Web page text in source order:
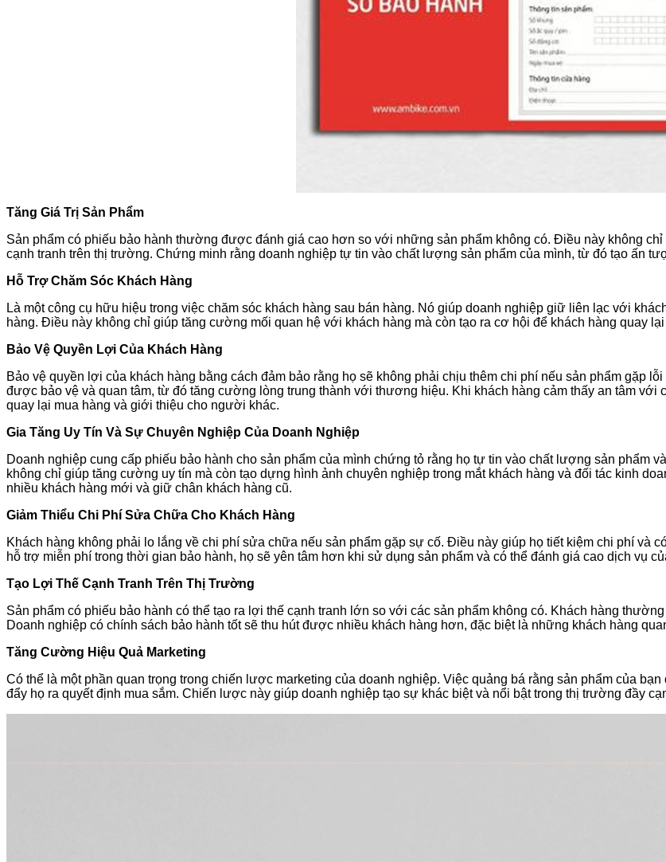
Tăng Giá Trị Sản Phẩm
Sản phẩm có phiếu bảo hành thường được đánh giá cao hơn so với những sản phẩm không có. Điều này không
cạnh tranh trên thị trường. Chứng minh rằng doanh nghiệp tự tin vào chất lượng sản phẩm của mình, từ đó tạo ấn
Hỗ Trợ Chăm Sóc Khách Hàng
Là một công cụ hữu hiệu trong việc chăm sóc khách hàng sau bán hàng. Nó giúp doanh nghiệp giữ liên lạc với
hàng. Điều này không chỉ giúp tăng cường mối quan hệ với khách hàng mà còn tạo ra cơ hội để khách hàng quay
Bảo Vệ Quyền Lợi Của Khách Hàng
Bảo vệ quyền lợi của khách hàng bằng cách đảm bảo rằng họ sẽ không phải chịu thêm chi phí nếu sản phẩm gặp
được bảo vệ và quan tâm, từ đó tăng cường lòng trung thành với thương hiệu. Khi khách hàng cảm thấy an tâm
quay lại mua hàng và giới thiệu cho người khác.
Gia Tăng Uy Tín Và Sự Chuyên Nghiệp Của Doanh Nghiệp
Doanh nghiệp cung cấp phiếu bảo hành cho sản phẩm của mình chứng tỏ rằng họ tự tin vào chất lượng sản phẩm
không chỉ giúp tăng cường uy tín mà còn tạo dựng hình ảnh chuyên nghiệp trong mắt khách hàng và đối tác kinh
nhiều khách hàng mới và giữ chân khách hàng cũ.
Giảm Thiểu Chi Phí Sửa Chữa Cho Khách Hàng
Khách hàng không phải lo lắng về chi phí sửa chữa nếu sản phẩm gặp sự cố. Điều này giúp họ tiết kiệm chi phí và
hỗ trợ miễn phí trong thời gian bảo hành, họ sẽ yên tâm hơn khi sử dụng sản phẩm và có thể đánh giá cao dịch vụ
Tạo Lợi Thế Cạnh Tranh Trên Thị Trường
Sản phẩm có phiếu bảo hành có thể tạo ra lợi thế cạnh tranh lớn so với các sản phẩm không có. Khách hàng
Doanh nghiệp có chính sách bảo hành tốt sẽ thu hút được nhiều khách hàng hơn, đặc biệt là những khách hàng
Tăng Cường Hiệu Quả Marketing
Có thể là một phần quan trọng trong chiến lược marketing của doanh nghiệp. Việc quảng bá rằng sản phẩm của
đẩy họ ra quyết định mua sắm. Chiến lược này giúp doanh nghiệp tạo sự khác biệt và nổi bật trong thị trường đầy